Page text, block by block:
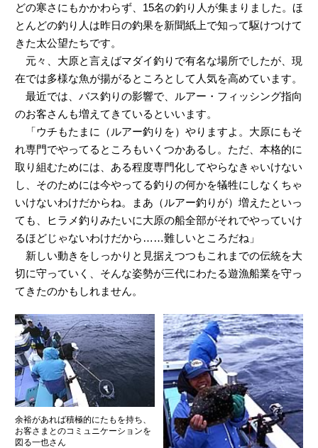
どの寒さにもかかわらず、15名の釣り人が集まりました。ほ
とんどの釣り人は昨日の釣果を新聞紙上で知って駆けつけて
きた太公望たちです。
元々、大原と言えばマダイ釣りで有名な場所でしたが、現
在では多様な魚が揚がるところとして人気を高めています。
最近では、バス釣りの影響で、ルアー・フィッシング指向
のお客さんも増えてきているといいます。
「ウチもたまに（ルアー釣りを）やりますよ。大原にもそ
れ専門でやってるところもいくつかあるし。ただ、本格的に
取り組むためには、ある程度専門化してやらなきゃいけない
し、そのためには今やってる釣りの何かを犠牲にしなくちゃ
いけないわけだからね。まあ（ルアー釣りが）増えたといっ
ても、ヒラメ釣りみたいに大原の船全部がそれでやっていけ
るほどじゃないわけだから……難しいところだね」
新しい動きをしっかりと見据えつつもこれまでの伝統を大
切に守っていく、そんな姿勢が三代にわたる遊漁船業を守っ
てきたのかもしれません。
余裕があれば積極的にたもを持ち、
お客さまとのコミュニケーションを
図る一也さん